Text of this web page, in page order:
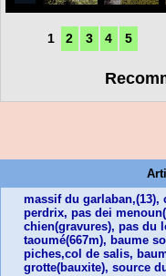
1 2 3 4 5
massif du
perdrix, pas dei
chien(gravures), pas du
taoumé(667m), baume
piches,col de salis,
grotte(bauxite), source